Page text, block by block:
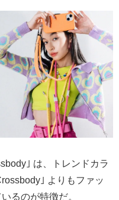
｣ は、トレンドカラ
｣ よりもファッ
るのが特徴だ。